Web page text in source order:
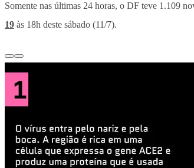
Somente nas últimas 24 horas, o DF teve 1.109
19 às 18h deste sábado (11/7).